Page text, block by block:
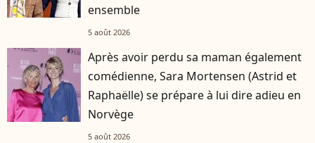
ensemble
5 août 2026
Après avoir perdu sa maman également
comédienne, Sara Mortensen (Astrid et
Raphaëlle) se prépare à lui dire adieu en
Norvège
5 août 2026